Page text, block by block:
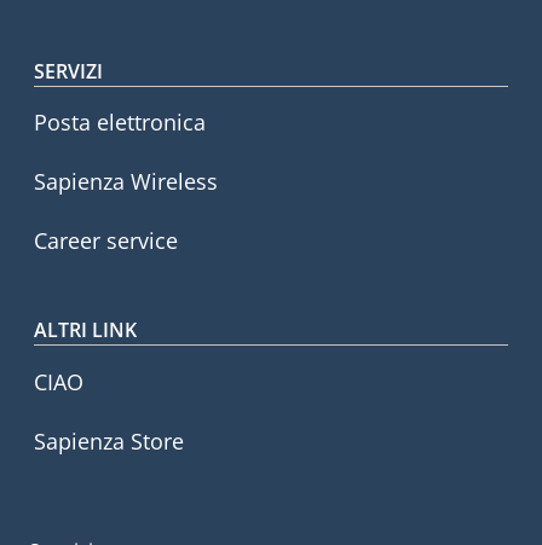
SERVIZI
Posta elettronica
Sapienza Wireless
Career service
ALTRI LINK
CIAO
Sapienza Store